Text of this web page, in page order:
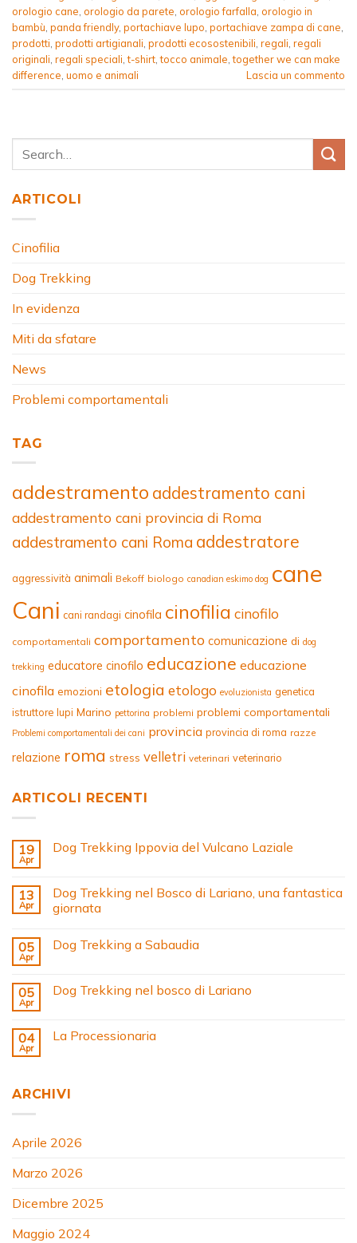
orologio cane orologio da parete orologio farfalla orologio in
bambù panda friendly, portachiave lupo portachiave zampa di cane
prodotti prodotti artigianali prodotti ecosostenibili regali regali
originali regali speciali ,t-shirt ,tocco animale ,together we can make
difference uomo e animali Lascia un commento
ARTICOLI
Cinofilia
Dog Trekking
In evidenza
Miti da sfatare
News
Problemi comportamentali
TAG
addestramento addestramento cani
addestramento cani provincia di Roma
addestramento cani Roma addestratore
aggressività animali Bekoff biologo canadian eskimo dog cane
Cani cani randagi cinofila cinofilia cinofilo
comportamentali comportamento comunicazione di dog
trekking educatore cinofilo educazione educazione
cinofila emozioni etologia etologo evoluzionista genetica
istruttore lupi Marino pettorina problemi problemi comportamentali
Problemi comportamentali dei cani provincia provincia di roma razze
relazione roma stress velletri veterinari veterinario
ARTICOLI RECENTI
19
Apr
Dog Trekking Ippovia del Vulcano Laziale
13
Apr
Dog Trekking nel Bosco di Lariano, una fantastica
giornata
05
Apr
Dog Trekking a Sabaudia
05
Apr
Dog Trekking nel bosco di Lariano
04
Apr
La Processionaria
ARCHIVI
Aprile 2026
Marzo 2026
Dicembre 2025
Maggio 2024